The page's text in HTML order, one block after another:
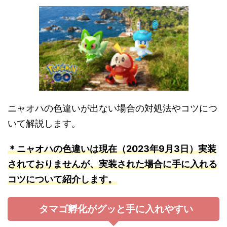
ニャオハの色違いが出ない場合の対処法やコツにつ
いて解説します。
＊ニャオハの色違いは現在（2023年9月3日）実装
されておりませんが、実装された場合に手に入れる
コツについて紹介します。
タマゴ孵化がグッと手に入れやすい